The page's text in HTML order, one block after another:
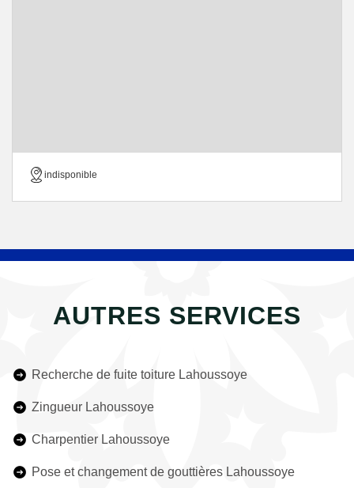
indisponible
AUTRES SERVICES
Recherche de fuite toiture Lahoussoye
Zingueur Lahoussoye
Charpentier Lahoussoye
Pose et changement de gouttières Lahoussoye